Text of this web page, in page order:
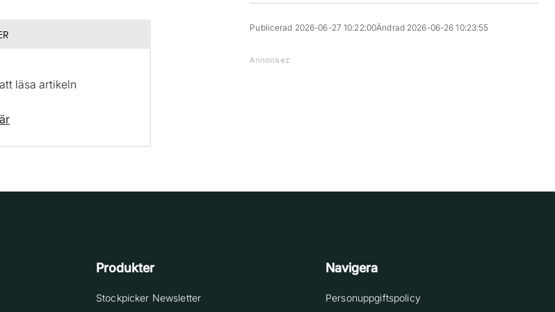
läsa artikeln
Publicerad 2026-06-27 10:22:00Ändrad 2026-06-26 10:23:55
Annonser
Produkter
Stockpicker Newsletter
Navigera
Personuppgiftspolicy